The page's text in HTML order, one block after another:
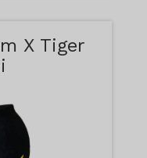
X Tiger